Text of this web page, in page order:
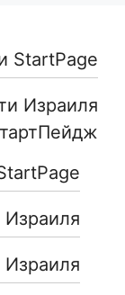
StartPage
Израиля